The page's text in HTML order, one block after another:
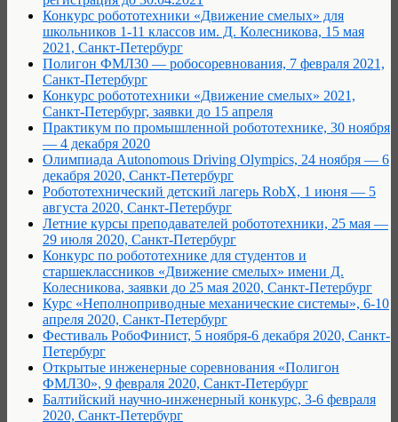
Конкурс робототехники «Движение смелых» для
школьников 1-11 классов им. Д. Колесникова, 15 мая
2021, Санкт-Петербург
Полигон ФМЛ30 — робосоревнования, 7 февраля 2021,
Санкт-Петербург
Конкурс робототехники «Движение смелых» 2021,
Санкт-Петербург, заявки до 15 апреля
Практикум по промышленной робототехнике, 30 ноября
— 4 декабря 2020
Олимпиада Autonomous Driving Olympics, 24 ноября — 6
декабря 2020, Санкт-Петербург
Робототехнический детский лагерь RobX, 1 июня — 5
августа 2020, Санкт-Петербург
Летние курсы преподавателей робототехники, 25 мая —
29 июля 2020, Санкт-Петербург
Конкурс по робототехнике для студентов и
старшеклассников «Движение смелых» имени Д.
Колесникова, заявки до 25 мая 2020, Санкт-Петербург
Курс «Неполноприводные механические системы», 6-10
апреля 2020, Санкт-Петербург
Фестиваль РобоФинист, 5 ноября-6 декабря 2020, Санкт-
Петербург
Открытые инженерные соревнования «Полигон
ФМЛ30», 9 февраля 2020, Санкт-Петербург
Балтийский научно-инженерный конкурс, 3-6 февраля
2020, Санкт-Петербург